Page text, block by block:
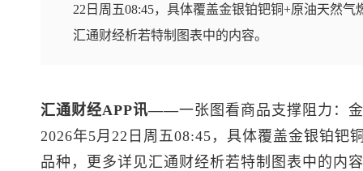
22日周五08:45，具体覆盖金银铂钯铜+原油天然
汇通财经析若特制图表中的内容。
汇通财经APP讯——一张图看商品支撑阻力：
2026年5月22日周五08:45，具体覆盖金银铂钯
品种，更多详见汇通财经析若特制图表中的内